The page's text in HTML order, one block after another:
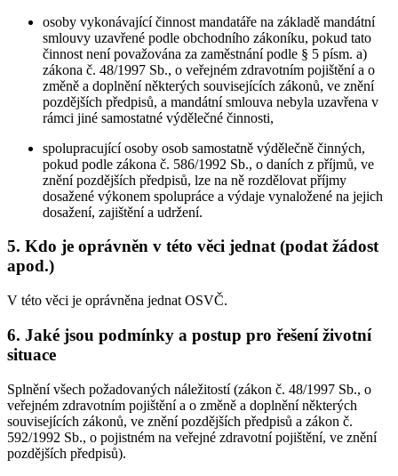
osoby vykonávající činnost mandatáře na základě mandátní
smlouvy uzavřené podle obchodního zákoníku, pokud tato
činnost není považována za zaměstnání podle § 5 písm. a)
zákona č. 48/1997 Sb., o veřejném zdravotním pojištění a o
změně a doplnění některých souvisejících zákonů, ve znění
pozdějších předpisů, a mandátní smlouva nebyla uzavřena v
rámci jiné samostatné výdělečné činnosti,
spolupracující osoby osob samostatně výdělečně činných,
pokud podle zákona č. 586/1992 Sb., o daních z příjmů, ve
znění pozdějších předpisů, lze na ně rozdělovat příjmy
dosažené výkonem spolupráce a výdaje vynaložené na jejich
dosažení, zajištění a udržení.
5. Kdo je oprávněn v této věci jednat (podat žádost
apod.)
V této věci je oprávněna jednat OSVČ.
6. Jaké jsou podmínky a postup pro řešení životní
situace
Splnění všech požadovaných náležitostí (zákon č. 48/1997 Sb., o
veřejném zdravotním pojištění a o změně a doplnění některých
souvisejících zákonů, ve znění pozdějších předpisů a zákon č.
592/1992 Sb., o pojistném na veřejné zdravotní pojištění, ve znění
pozdějších předpisů).